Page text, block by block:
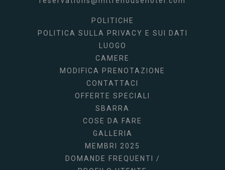
POLITICHE
POLITICA SULLA PRIVACY E SUI DATI
LUOGO
CAMERE
MODIFICA PRENOTAZIONE
CONTATTACI
OFFERTE SPECIALI
SBARRA
COSE DA FARE
GALLERIA
MEMBRI 2025
DOMANDE FREQUENTI /